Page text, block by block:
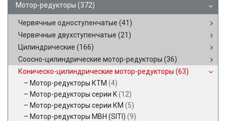
Мотор-редукторы (372)
Червячные одноступенчатые (41)
Червячные двухступенчатые (21)
Цилиндрические (166)
Соосно-цилиндрические мотор-редукторы (36)
Коническо-цилиндрические мотор-редукторы (63)
Мотор-редукторы КТМ (4)
Мотор-редукторы серии K(12)
Мотор-редукторы серии КМ (5)
Мотор-редукторы MBH (SITI) (9)